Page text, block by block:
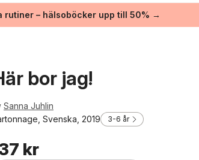
rutiner – hälsoböcker upp till 50% →
bor jag!
Sanna Juhlin
Svenska, 2019
3-6 år
kr